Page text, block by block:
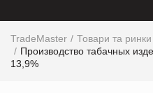
TradeMaster Товари та ринки
Производство табачных
13,9%